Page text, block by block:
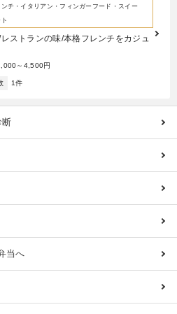
チ・イタリアン・フィンガーフード・スイー
ストランの味/本格フレンチをカジュ
～4,500円
1件
断
当へ